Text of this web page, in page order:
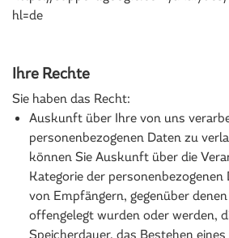
hl=de
Ihre Rechte
Sie haben das Recht:
Auskunft über Ihre von uns
personenbezogenen Daten zu
können Sie Auskunft über die
Kategorie der personenbezogenen
von Empfängern, gegenüber
offengelegt wurden oder werden,
Speicherdauer, das Bestehen